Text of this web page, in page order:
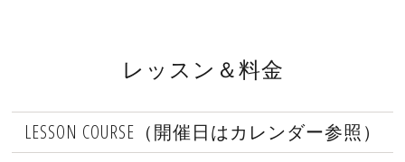
レッスン＆料金
LESSON COURSE（開催日はカレンダー参照）